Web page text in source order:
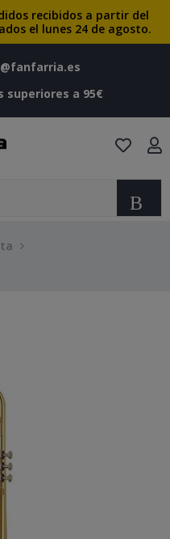
recibidos a partir del
el lunes 24 de agosto.
superiores a 95€